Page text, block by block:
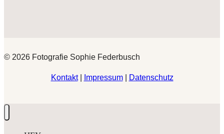
© 2026 Fotografie Sophie Federbusch
Kontakt| Impressum| Datenschutz